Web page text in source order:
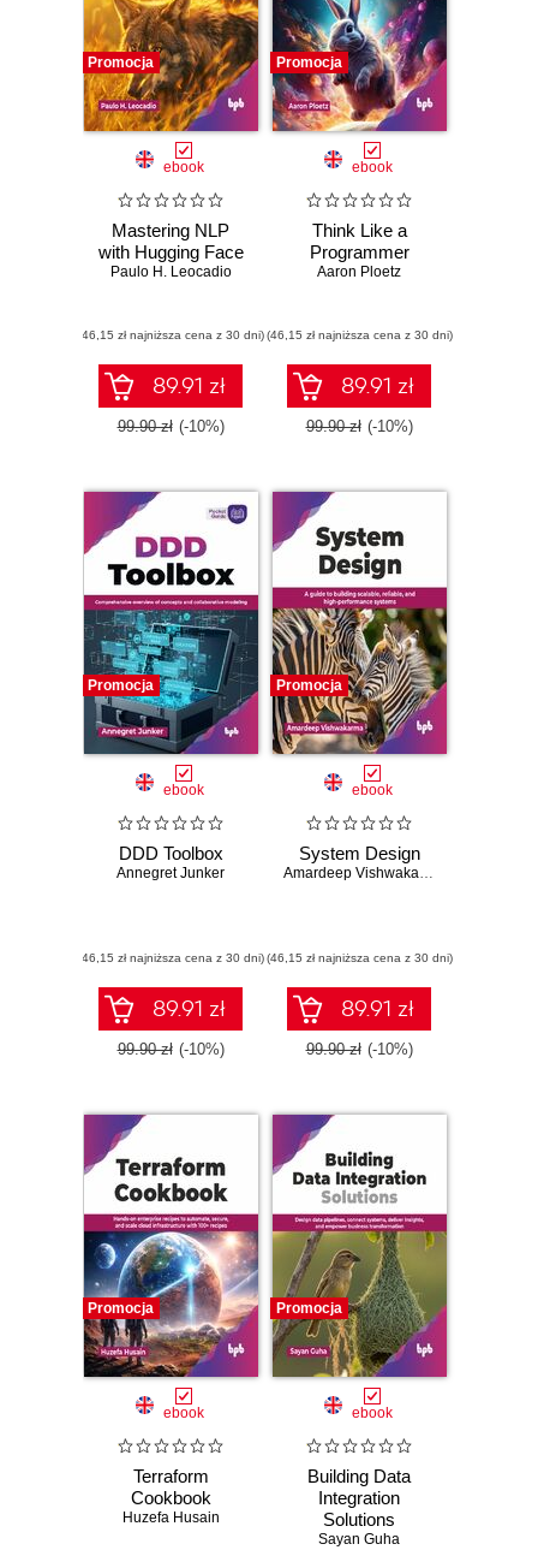
Promocja
ebook
Mastering NLP
with Hugging Face
Paulo H. Leocadio
(46,15 zł najniższa cena z 30 dni)
89.91 zł
99.90 zł (-10%)
Promocja
ebook
Think Like a
Programmer
Aaron Ploetz
(46,15 zł najniższa cena z 30 dni)
89.91 zł
99.90 zł (-10%)
Promocja
ebook
DDD Toolbox
Annegret Junker
(46,15 zł najniższa cena z 30 dni)
89.91 zł
99.90 zł (-10%)
Promocja
ebook
System Design
Amardeep Vishwakarma
(46,15 zł najniższa cena z 30 dni)
89.91 zł
99.90 zł (-10%)
Promocja
ebook
Terraform
Cookbook
Huzefa Husain
Promocja
ebook
Building Data
Integration
Solutions
Sayan Guha